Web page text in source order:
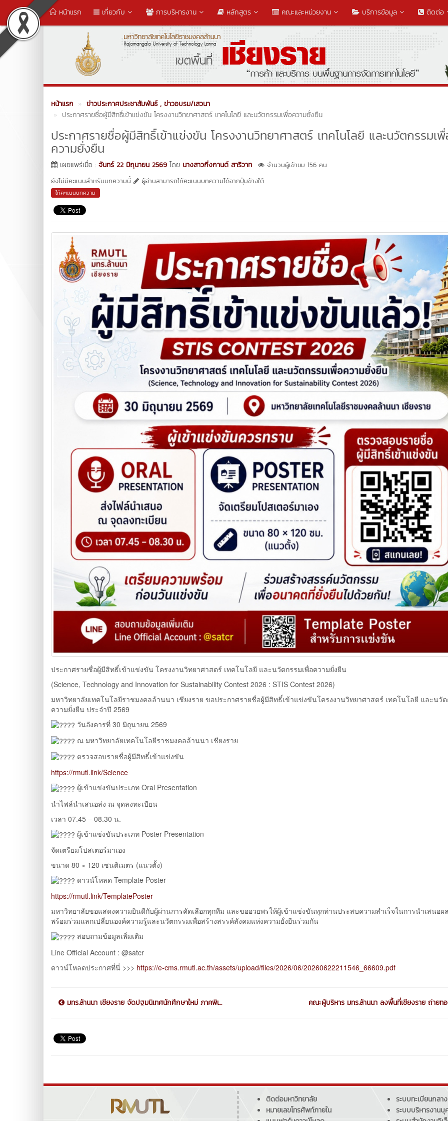
หน้าแรก เกี่ยวกับ การบริหารงาน หลักสูตร คณะและหน่วยงาน บริการข้อมูล ติดต่อ
หน้าแรก ข่าวประกาศประชาสัมพันธ์ , ข่าวอบรม/เสวนา
ประกาศรายชื่อผู้มีสิทธิ์เข้าแข่งขัน โครงงานวิทยาศาสตร์ เทคโนโลยี และนวัตกรรมเพื่อความยั่งยืน
ประกาศรายชื่อผู้มีสิทธิ์เข้าแข่งขัน โครงงานวิทยาศาสตร์ เทคโนโลยี และนวัตกรรมเ
ความยั่งยืน
เผยแพร่เมื่อ : จันทร์ 22 มิถุนายน 2569 โดย นางสาวกิ่งกานต์ สาริวาท
จำนวนผู้เข้าชม 156 คน
ยังไม่มีคะแนนสำหรับบทความนี้
ผู้อ่านสามารถให้คะแนนบทความได้จากปุ่มข้างใต้
ให้คะแนนบทความ
ประกาศรายชื่อผู้มีสิทธิ์เข้าแข่งขัน โครงงานวิทยาศาสตร์ เทคโนโลยี และนวัตกรรมเพื่อความยั่งยืน
(Science, Technology and Innovation for Sustainability Contest 2026 : STIS Contest 2026)
มหาวิทยาลัยเทคโนโลยีราชมงคลล้านนา เชียงราย ขอประกาศรายชื่อผู้มีสิทธิ์เข้าแข่งขันโครงงานวิทยาศาสตร์ เทคโนโลยี และนวัต
ความยั่งยืน ประจำปี 2569
วันอังคารที่ 30 มิถุนายน 2569
ณ มหาวิทยาลัยเทคโนโลยีราชมงคลล้านนา เชียงราย
ตรวจสอบรายชื่อผู้มีสิทธิ์เข้าแข่งขัน
https://rmutl.link/Science
ผู้เข้าแข่งขันประเภท Oral Presentation
นำไฟล์นำเสนอส่ง ณ จุดลงทะเบียน
เวลา 07.45 – 08.30 น.
ผู้เข้าแข่งขันประเภท Poster Presentation
จัดเตรียมโปสเตอร์มาเอง
ขนาด 80 × 120 เซนติเมตร (แนวตั้ง)
ดาวน์โหลด Template Poster
https://rmutl.link/TemplatePoster
มหาวิทยาลัยขอแสดงความยินดีกับผู้ผ่านการคัดเลือกทุกทีม และขออวยพรให้ผู้เข้าแข่งขันทุกท่านประสบความสำเร็จในการนำเสนอผ
พร้อมร่วมแลกเปลี่ยนองค์ความรู้และนวัตกรรมเพื่อสร้างสรรค์สังคมแห่งความยั่งยืนร่วมกัน
สอบถามข้อมูลเพิ่มเติม
Line Official Account : @satcr
ดาวน์โหลดประกาศที่นี่ >>> https://e-cms.rmutl.ac.th/assets/upload/files/2026/06/20260622211546_66609.pdf
มทร.ล้านนา เชียงราย จัดปฐมนิเทศนักศึกษาใหม่ ภาคพิเ... คณะผู้บริหาร มทร.ล้านนา ลงพื้นที่เชียงราย ถ่ายท
ติดต่อมหาวิทยาลัย
หมายเลขโทรศัพท์ภายใน
ระบบทะเบียนกลาง
ระบบบริหารงานบุ